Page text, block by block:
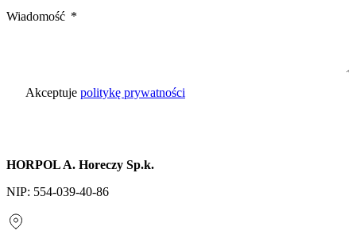
Wiadomość
Akceptuje politykę prywatności
HORPOL A. Horeczy Sp.k.
NIP: 554-039-40-86